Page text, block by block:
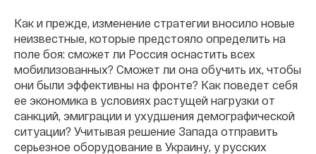
Как и прежде, изменение стратегии вносило новые
неизвестные, которые предстояло определить на
поле боя: сможет ли Россия оснастить всех
мобилизованных? Сможет ли она обучить их, чтобы
они были эффективны на фронте? Как поведет себя
ее экономика в условиях растущей нагрузки от
санкций, эмиграции и ухудшения демографической
ситуации? Учитывая решение Запада отправить
серьезное оборудование в Украину, у русских